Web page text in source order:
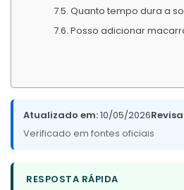
Quanto tempo dura a
Posso adicionar
Atualizado em:10/05/2026
Verificado em fontes oficiais
RESPOSTA RÁPIDA